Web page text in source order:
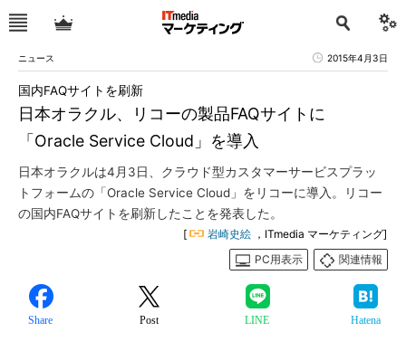
ニュース 2015年4月3日
日本オラクル、リコーの製品FAQサイトに
「Oracle Service Cloud」を導入
国内FAQサイトを刷新
日本オラクルは4月3日、クラウド型カスタマーサービスプラッ
トフォームの「Oracle Service Cloud」をリコーに導入。リコー
の国内FAQサイトを刷新したことを発表した。
[ 岩崎史絵 ，ITmedia マーケティング]
PC用表示
関連情報
Share Post LINE Hatena